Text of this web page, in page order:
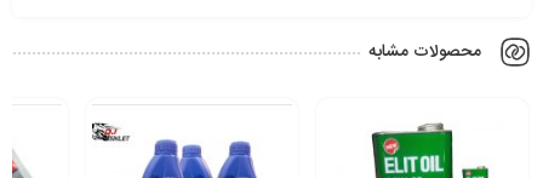
محصولات مشابه